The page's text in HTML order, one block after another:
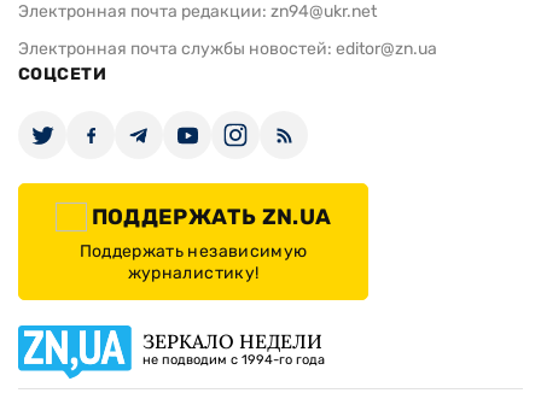
Электронная почта редакции: zn94@ukr.net
Электронная почта службы новостей: editor@zn.ua
СОЦСЕТИ
ПОДДЕРЖАТЬ ZN.UA
Поддержать независимую
журналистику!
ЗЕРКАЛО НЕДЕЛИ
не подводим с 1994-го года